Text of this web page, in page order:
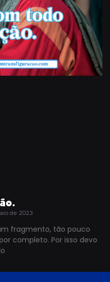
de 2023
fragmento, tão pouco
completo. Por isso devo